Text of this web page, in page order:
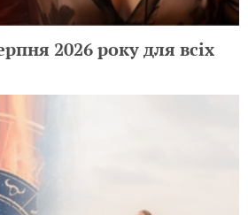
2026 року для всіх